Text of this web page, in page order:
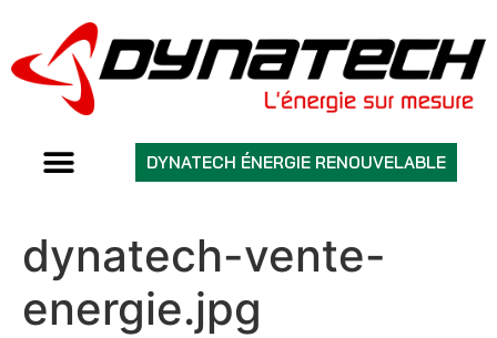
DYNATECH ÉNERGIE RENOUVELABLE
dynatech-vente-
energie.jpg